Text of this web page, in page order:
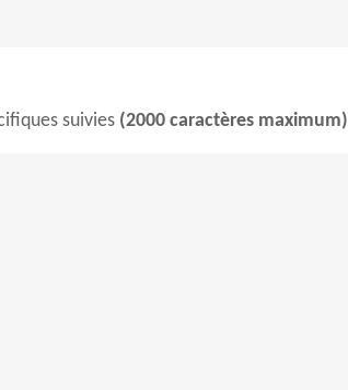
suivies (2000 caractères maximum)